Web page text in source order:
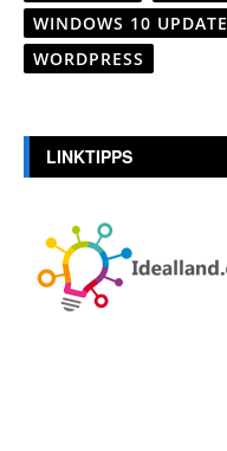
WINDOWS 10 UPDATE
WORDPRESS
LINKTIPPS